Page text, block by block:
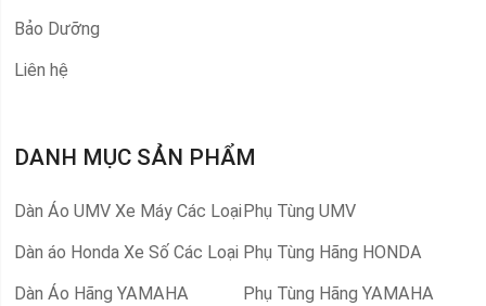
Bảo Dưỡng
Liên hệ
DANH MỤC SẢN PHẨM
Dàn Áo UMV Xe Máy Các LoạiPhụ Tùng UMV
Dàn áo Honda Xe Số Các Loại Phụ Tùng Hãng HONDA
Dàn Áo Hãng YAMAHA
Phụ Tùng Hãng YAMAHA